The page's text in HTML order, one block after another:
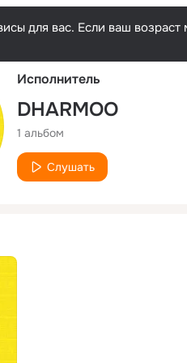
для вас. Если ваш
Исполнитель
DHARMOO
1 альбом
Слушать